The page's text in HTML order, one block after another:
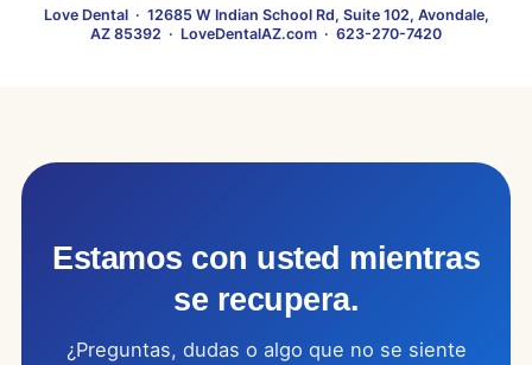
Love Dental· 12685 W Indian School Rd, Suite 102, Avondale,
AZ 85392 · LoveDentalAZ.com · 623-270-7420
Estamos con usted mientras
se recupera.
¿Preguntas, dudas o algo que no se siente